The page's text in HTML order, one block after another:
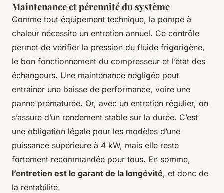
Maintenance et pérennité du système
Comme tout équipement technique, la pompe à
chaleur nécessite un entretien annuel. Ce contrôle
permet de vérifier la pression du fluide frigorigène,
le bon fonctionnement du compresseur et l’état des
échangeurs. Une maintenance négligée peut
entraîner une baisse de performance, voire une
panne prématurée. Or, avec un entretien régulier, on
s’assure d’un rendement stable sur la durée. C’est
une obligation légale pour les modèles d’une
puissance supérieure à 4 kW, mais elle reste
fortement recommandée pour tous. En somme,
l’entretien est le garant de la longévité, et donc de
la rentabilité.